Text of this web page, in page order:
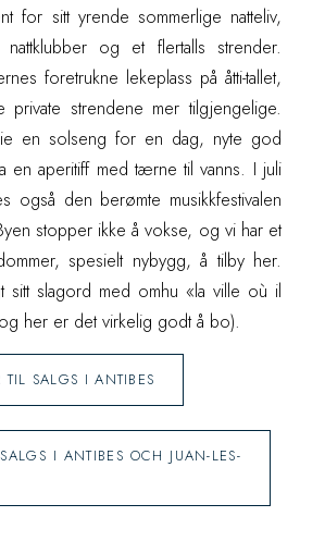
for sitt yrende sommerlige natteliv,
nattklubber og et flertalls strender.
foretrukne lekeplass på åtti-tallet,
strendene mer tilgjengelige.
en solseng for en dag, nyte god
en aperitiff med tærne til vanns. I juli
også den berømte musikkfestivalen
stopper ikke å vokse, og vi har et
spesielt nybygg, å tilby her.
sitt slagord med omhu «la ville où il
her er det virkelig godt å bo).
TIL SALGS I ANTIBES
I ANTIBES OCH JUAN-LES-